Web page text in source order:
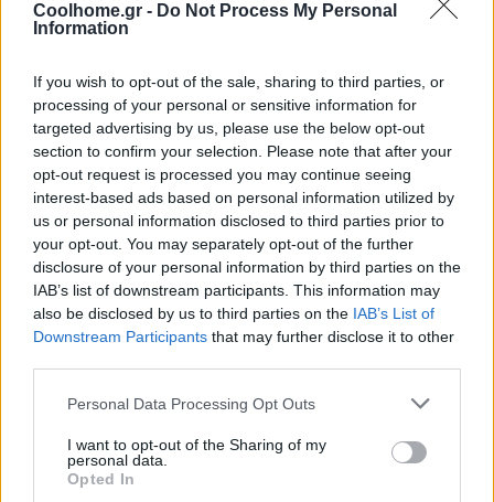
Coolhome.gr - Do Not Process My Personal
Information
If you wish to opt-out of the sale, sharing to third parties, or
processing of your personal or sensitive information for
targeted advertising by us, please use the below opt-out
section to confirm your selection. Please note that after your
opt-out request is processed you may continue seeing
interest-based ads based on personal information utilized by
us or personal information disclosed to third parties prior to
your opt-out. You may separately opt-out of the further
disclosure of your personal information by third parties on the
IAB’s list of downstream participants. This information may
also be disclosed by us to third parties on the IAB’s List of
Downstream Participants that may further disclose it to other
Personal Data Processing Opt Outs
I want to opt-out of the Sharing of my
personal data.
Opted In